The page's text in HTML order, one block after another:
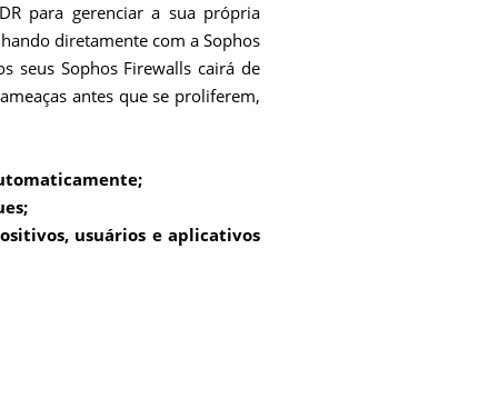
para gerenciar a sua própria
diretamente com a Sophos
seus Sophos Firewalls cairá de
antes que se proliferem,
usuários e aplicativos